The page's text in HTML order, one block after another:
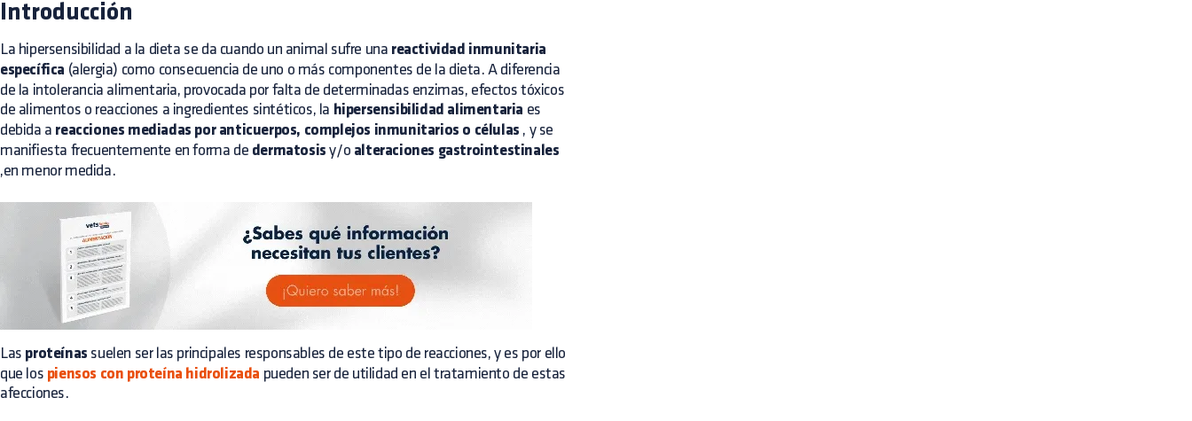
Introducción
La hipersensibilidad a la dieta se da cuando un animal sufre una reactividad inmunitaria
específica (alergia) como consecuencia de uno o más componentes de la dieta. A diferencia
de la intolerancia alimentaria, provocada por falta de determinadas enzimas, efectos tóxicos
de alimentos o reacciones a ingredientes sintéticos, la hipersensibilidad alimentaria es
debida a reacciones mediadas por anticuerpos, complejos inmunitarios o células , y se
manifiesta frecuentemente en forma de dermatosis y/o alteraciones gastrointestinales
,en menor medida.
Las proteínas suelen ser las principales responsables de este tipo de reacciones, y es por ello
que los piensos con proteína hidrolizada pueden ser de utilidad en el tratamiento de estas
afecciones.